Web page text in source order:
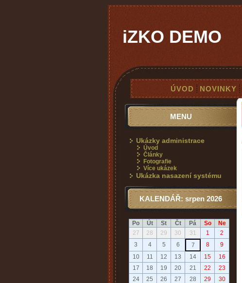
iZKO DEMO
ÚVOD NOVINKY
MENU
Ukázky administrace
Úvod
Články
Fotografie
Více ukázek
Ukázka nasazení systému
KALENDÁŘ: srpen 2026
Po Út St Čt Pá So
Ne
27
28 29 30 31 1
2
3
4 5 6 7 8
9
10
11 12 13 14 15
16
17
18 19 20 21 22
23
24
25 26 27 28 29
30